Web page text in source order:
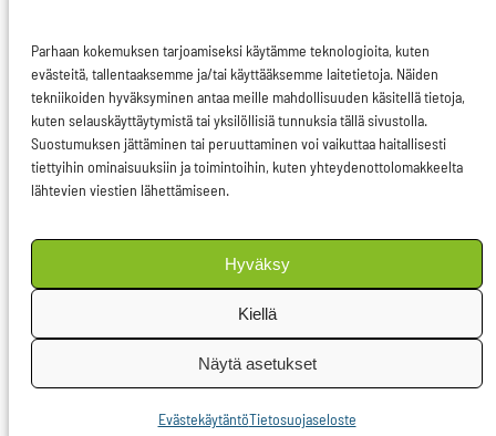
Parhaan kokemuksen tarjoamiseksi käytämme teknologioita, kuten
evästeitä, tallentaaksemme ja/tai käyttääksemme laitetietoja. Näiden
tekniikoiden hyväksyminen antaa meille mahdollisuuden käsitellä tietoja,
kuten selauskäyttäytymistä tai yksilöllisiä tunnuksia tällä sivustolla.
Suostumuksen jättäminen tai peruuttaminen voi vaikuttaa haitallisesti
tiettyihin ominaisuuksiin ja toimintoihin, kuten yhteydenottolomakkeelta
lähtevien viestien lähettämiseen.
Hyväksy
Kiellä
Näytä asetukset
EvästekäytäntöTietosuojaseloste
Ota yhteyttä
Evästeseloste
Tietosuojaseloste
Seuraa somessaFacebookLinkedInInstagram